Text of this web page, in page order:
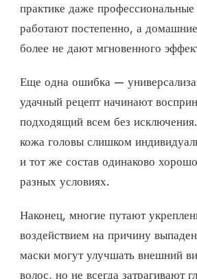
практике даже профессиональные
работают постепенно, а
более не дают мгновенного
Еще одна ошибка —
удачный рецепт начинают
подходящий всем без
кожа головы слишком
и тот же состав одинаково
разных условиях.
Наконец, многие путают
воздействием на причину
маски могут улучшать внешний
волос, но не всегда затрагивают